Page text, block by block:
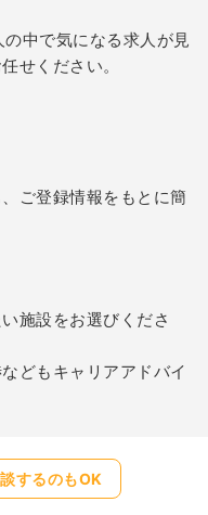
中で気になる求人が見
せください。
ご登録情報をもとに簡
施設をお選びくださ
どもキャリアアドバイ
するのもOK